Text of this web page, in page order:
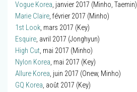
Vogue Korea, janvier 2017 (Minho, Taemin)
Marie Claire, février 2017 (Minho)
1st Look, mars 2017 (Key)
Esquire, avril 2017 (Jonghyun)
High Cut, mai 2017 (Minho)
Nylon Korea, mai 2017 (Key)
Allure Korea, juin 2017 (Onew, Minho)
GQ Korea, août 2017 (Key)